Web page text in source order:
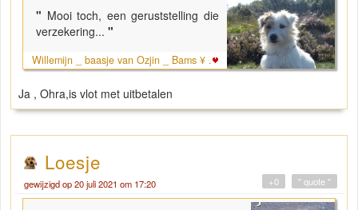
" Mooi toch, een geruststelling die
verzekering... "
Willemijn _ baasje van Ozjin _ Bams ¥ .
Ja , Ohra,is vlot met uitbetalen
Loesje
gewijzigd op 20 juli 2021 om 17:20 " quote "
+0